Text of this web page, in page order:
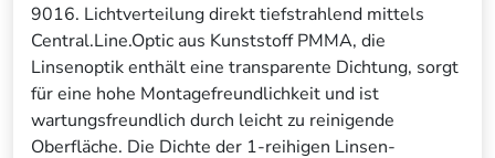
9016. Lichtverteilung direkt tiefstrahlend mittels
Central.Line.Optic aus Kunststoff PMMA, die
Linsenoptik enthält eine transparente Dichtung, sorgt
für eine hohe Montagefreundlichkeit und ist
wartungsfreundlich durch leicht zu reinigende
Oberfläche. Die Dichte der 1-reihigen Linsen-